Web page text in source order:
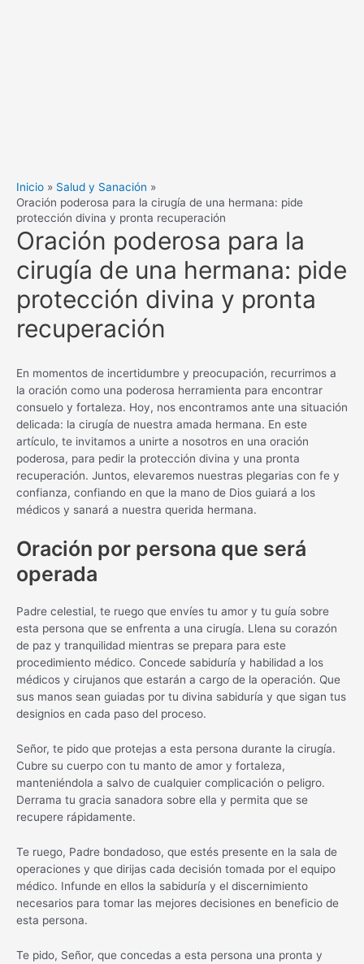
Inicio
Salud y Sanación
Oración poderosa para la cirugía de una hermana: pide
protección divina y pronta recuperación
Oración poderosa para la
cirugía de una hermana: pide
protección divina y pronta
recuperación
En momentos de incertidumbre y preocupación, recurrimos a
la oración como una poderosa herramienta para encontrar
consuelo y fortaleza. Hoy, nos encontramos ante una situación
delicada: la cirugía de nuestra amada hermana. En este
artículo, te invitamos a unirte a nosotros en una oración
poderosa, para pedir la protección divina y una pronta
recuperación. Juntos, elevaremos nuestras plegarias con fe y
confianza, confiando en que la mano de Dios guiará a los
médicos y sanará a nuestra querida hermana.
Oración por persona que será
operada
Padre celestial, te ruego que envíes tu amor y tu guía sobre
esta persona que se enfrenta a una cirugía. Llena su corazón
de paz y tranquilidad mientras se prepara para este
procedimiento médico. Concede sabiduría y habilidad a los
médicos y cirujanos que estarán a cargo de la operación. Que
sus manos sean guiadas por tu divina sabiduría y que sigan tus
designios en cada paso del proceso.
Señor, te pido que protejas a esta persona durante la cirugía.
Cubre su cuerpo con tu manto de amor y fortaleza,
manteniéndola a salvo de cualquier complicación o peligro.
Derrama tu gracia sanadora sobre ella y permita que se
recupere rápidamente.
Te ruego, Padre bondadoso, que estés presente en la sala de
operaciones y que dirijas cada decisión tomada por el equipo
médico. Infunde en ellos la sabiduría y el discernimiento
necesarios para tomar las mejores decisiones en beneficio de
esta persona.
Te pido, Señor, que concedas a esta persona una pronta y